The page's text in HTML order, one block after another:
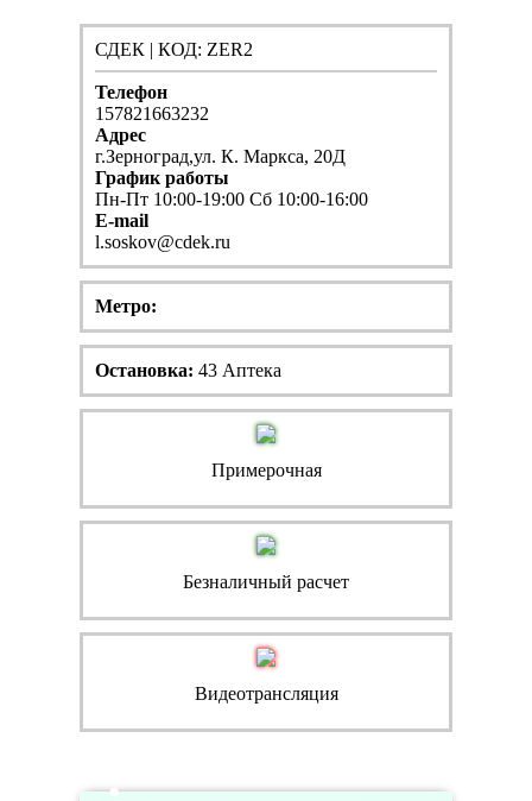
СДЕК | КОД: ZER2
Телефон
157821663232
Адрес
г.Зерноград,ул. К. Маркса, 20Д
График работы
Пн-Пт 10:00-19:00 Сб 10:00-16:00
E-mail
l.soskov@cdek.ru
Метро:
Остановка: 43 Аптека
Примерочная
Безналичный расчет
Видеотрансляция